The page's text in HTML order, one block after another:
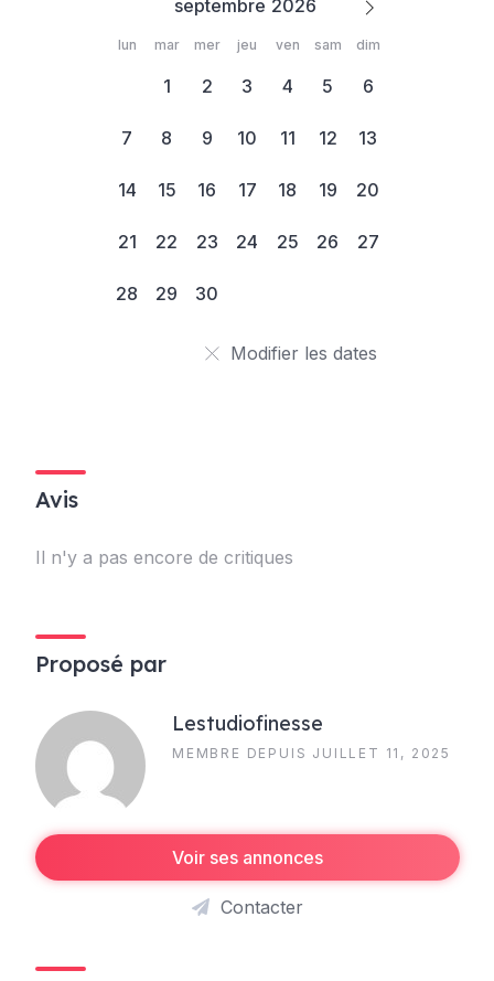
septembre
lun mar mer jeu ven sam dim
1 2 3 4 5 6
7 8 9 10 11 12 13
14 15 16 17 18 19 20
21 22 23 24 25 26 27
28 29 30
Modifier les dates
Avis
Il n'y a pas encore de critiques
Proposé par
Lestudiofinesse
MEMBRE DEPUIS JUILLET 11, 2025
Voir ses annonces
Contacter